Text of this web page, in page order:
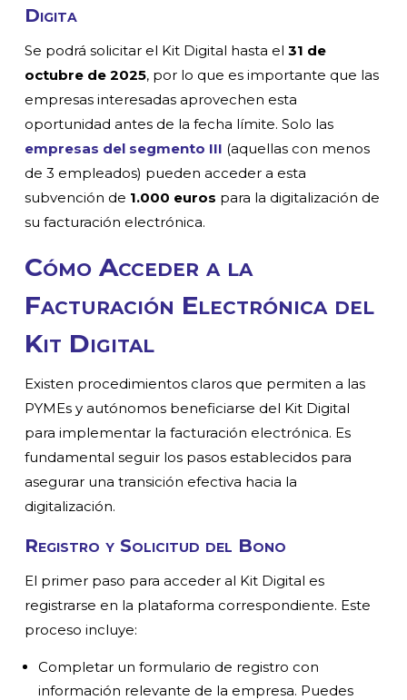
Digita
Se podrá solicitar el Kit Digital hasta el31 de
octubre de 2025, por lo que es importante que las
empresas interesadas aprovechen esta
oportunidad antes de la fecha límite. Solo las
empresas del segmento III (aquellas con menos
de 3 empleados) pueden acceder a esta
subvención de 1.000 euros para la digitalización de
su facturación electrónica.
Cómo Acceder a la
Facturación Electrónica del
Kit Digital
Existen procedimientos claros que permiten a las
PYMEs y autónomos beneficiarse del Kit Digital
para implementar la facturación electrónica. Es
fundamental seguir los pasos establecidos para
asegurar una transición efectiva hacia la
digitalización.
Registro y Solicitud del Bono
El primer paso para acceder al Kit Digital es
registrarse en la plataforma correspondiente. Este
proceso incluye:
Completar un formulario de registro con
información relevante de la empresa. Puedes